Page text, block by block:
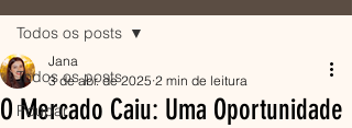
Todos os posts
Poupar
Todos os posts
O Mercado Caiu: Uma Oportunidade
Jana
3 de abr. de 2025 2 min de leitura